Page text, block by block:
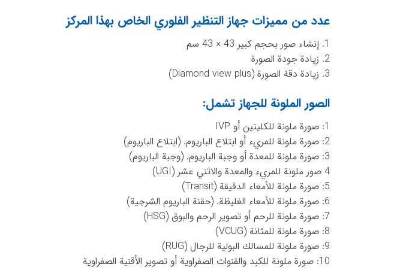
عدد من مميزات جهاز التنظير الفلوري الخاص بهذا المركز
1. إنشاء صور بحجم كبير 43 × 43 سم
2. زيادة جودة الصورة
3. زيادة دقة الصورة (Diamond view plus)
الصور الملونة للجهاز تشمل:
1: صورة ملونة للكليتين أو IVP
2: صورة ملونة للمريء أو ابتلاع الباريوم. (ابتلاع الباريوم)
3: صورة ملونة للمعدة أو وجبة الباريوم. (وجبة الباريوم)
4 صور ملونة للمريء والمعدة والاثني عشر (UGI)
5: صورة ملونة للأمعاء الدقيقة (Transit)
6: صورة ملونة للأمعاء الغليظة. (حقنة الباريوم الشرجية)
7: صورة ملونة للرحم أو تصوير الرحم والبوق (HSG)
8: صورة ملونة للمثانة (VCUG)
9: صورة ملونة للمسالك البولية للرجال (RUG)
10: صورة ملونة للكبد والقنوات الصفراوية أو تصوير الأقنية الصفراوية